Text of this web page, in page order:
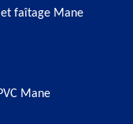
faîtage Mane
Mane